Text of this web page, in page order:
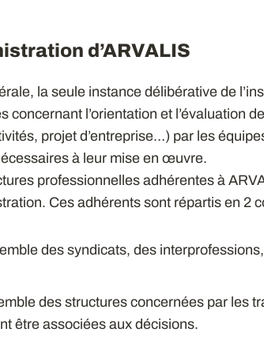
d’ARVALIS
la seule instance délibérative de
concernant l’orientation et l’évaluation
projet d’entreprise…) par les
à leur mise en œuvre.
professionnelles adhérentes à
Ces adhérents sont répartis en 2
des syndicats, des
des structures concernées par les
être associées aux décisions.